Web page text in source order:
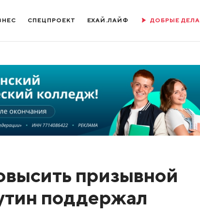
СПЕЦПРОЕКТ ЕХАЙ.ЛАЙФ ДОБРЫЕ ДЕЛА
призывной
поддержал